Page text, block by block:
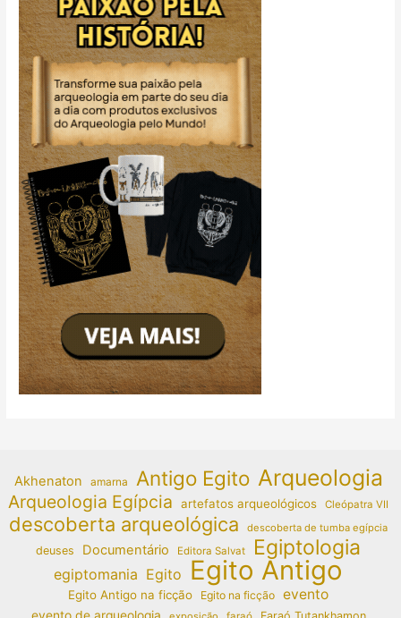
Akhenaton amarna Antigo Egito Arqueologia
Arqueologia Egípcia artefatos arqueológicos Cleópatra VII
descoberta arqueológica descoberta de tumba egípcia
deuses Documentário Editora Salvat Egiptologia
egiptomania Egito Egito Antigo
Egito Antigo na ficção Egito na ficção evento
evento de arqueologia